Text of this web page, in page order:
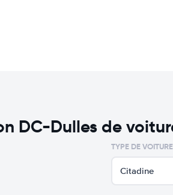
DC-Dulles de
TYPE DE VOITURE
Citadine